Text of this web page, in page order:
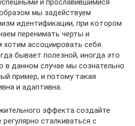
и прославившимися
мы задействуем
идентификации, при котором
перенимать черты и
хотим ассоциировать себя.
бывает полезной, иногда это
в данном случае мы сознательно
пример, и потому такая
и адаптивна.
эффекта создайте
сталкиваться с